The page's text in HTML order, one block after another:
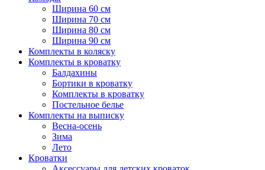
Ширина 60 см
Ширина 70 см
Ширина 80 см
Ширина 90 см
Комплекты в коляску
Комплекты в кроватку
Балдахины
Бортики в кроватку
Комплекты в кроватку
Постельное белье
Комплекты на выписку
Весна-осень
Зима
Лето
Кроватки